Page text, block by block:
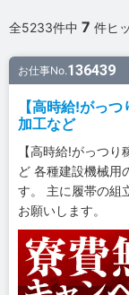
全5233件中 7 件ヒ
お仕事No.136439
【高時給!がっ
加工など
【高時給!がっつ
ど 各種建設機械用
す。 主に履帯の組
お願いします。